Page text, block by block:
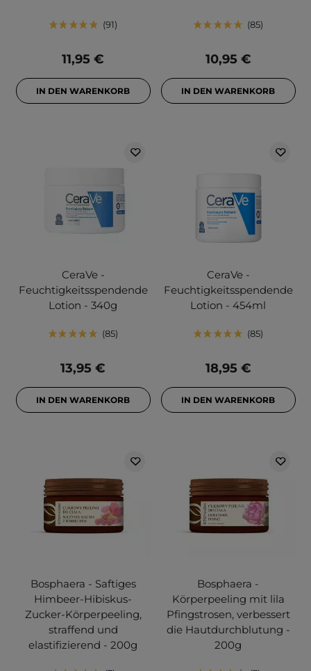
91
11,95 €
IN DEN WARENKORB
85
10,95 €
IN DEN WARENKORB
CeraVe -
Feuchtigkeitsspendende
Lotion - 340g
85
13,95 €
IN DEN WARENKORB
CeraVe -
Feuchtigkeitsspendende
Lotion - 454ml
85
18,95 €
IN DEN WARENKORB
Bosphaera - Saftiges
Himbeer-Hibiskus-
Zucker-Körperpeeling,
straffend und
elastifizierend - 200g
Bosphaera -
Körperpeeling mit lila
Pfingstrosen, verbessert
die Hautdurchblutung -
200g